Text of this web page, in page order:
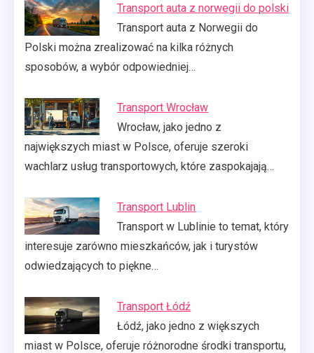
Transport auta z norwegii do polski
Transport auta z Norwegii do
Polski można zrealizować na kilka różnych
sposobów, a wybór odpowiedniej…
Transport Wrocław
Wrocław, jako jedno z
największych miast w Polsce, oferuje szeroki
wachlarz usług transportowych, które zaspokajają…
Transport Lublin
Transport w Lublinie to temat, który
interesuje zarówno mieszkańców, jak i turystów
odwiedzających to piękne…
Transport Łódź
Łódź, jako jedno z większych
miast w Polsce, oferuje różnorodne środki transportu,